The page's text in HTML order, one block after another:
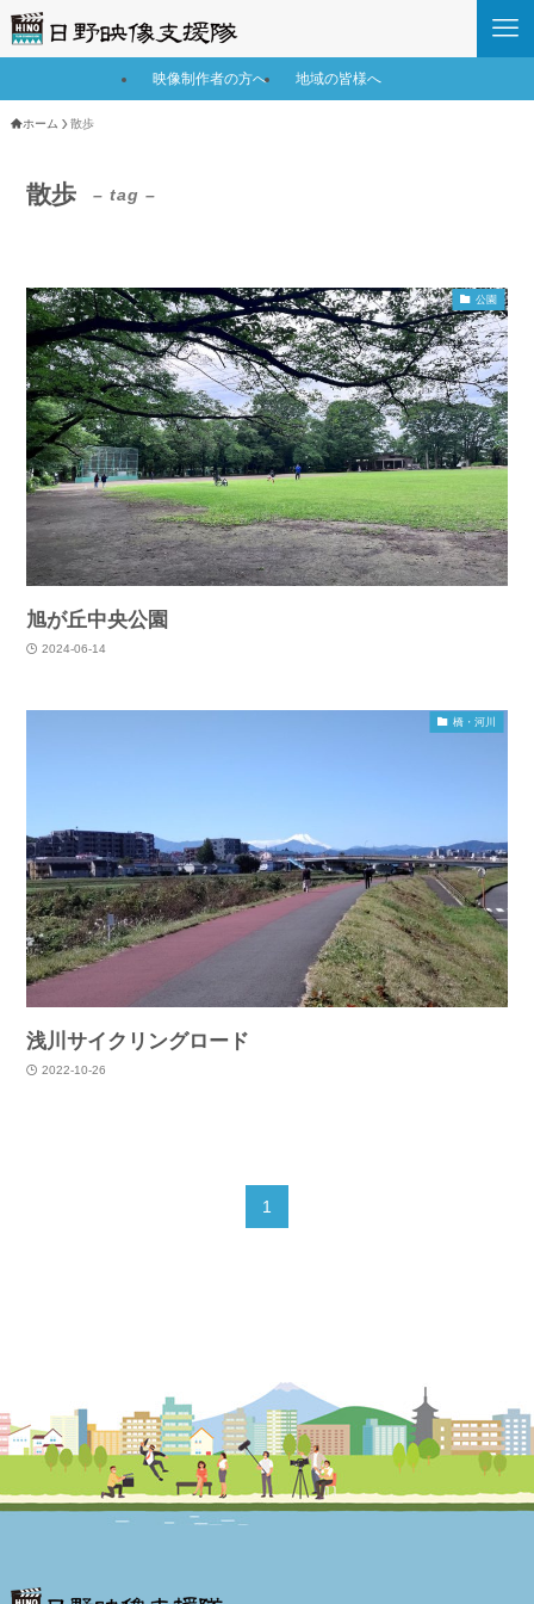
映像制作者の方へ 地域の皆様へ
ホーム 散歩
散歩 – tag –
公園
旭が丘中央公園
2024-06-14
橋・河川
浅川サイクリングロード
2022-10-26
1